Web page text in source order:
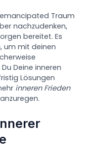
Traum
nachzudenken,
bereitet. Es
um mit deinen
Deine inneren
Lösungen
inneren Frieden